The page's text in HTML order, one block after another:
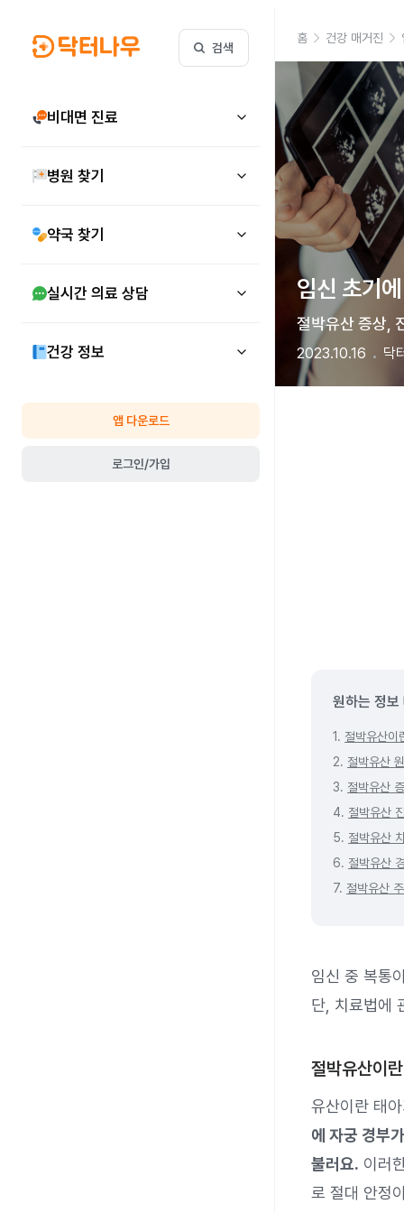
검색
비대면 진료
병원 찾기
약국 찾기
실시간 의료 상담
건강 정보
앱 다운로드
로그인/가입
홈 건강 매거진
임신 초기
절박유산 증상,
2023.10.16 닥
원하는 정보
1. 절박유산이
2. 절박유산
3. 절박유산
4. 절박유산
5. 절박유산
6. 절박유산
7. 절박유산
임신 중 복통
단, 치료법에
절박유산이
유산이란 태
에 자궁 경부
불러요. 이러
로 절대 안정